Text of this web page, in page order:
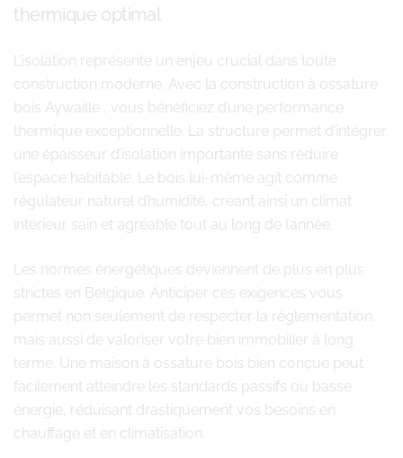
thermique optimal
L’isolation représente un enjeu crucial dans toute
construction moderne. Avec la construction à ossature
bois Aywaille , vous bénéficiez d’une performance
thermique exceptionnelle. La structure permet d’intégrer
une épaisseur d’isolation importante sans réduire
l’espace habitable. Le bois lui-même agit comme
régulateur naturel d’humidité, créant ainsi un climat
intérieur sain et agréable tout au long de l’année.
Les normes énergétiques deviennent de plus en plus
strictes en Belgique. Anticiper ces exigences vous
permet non seulement de respecter la réglementation,
mais aussi de valoriser votre bien immobilier à long
terme. Une maison à ossature bois bien conçue peut
facilement atteindre les standards passifs ou basse
énergie, réduisant drastiquement vos besoins en
chauffage et en climatisation.